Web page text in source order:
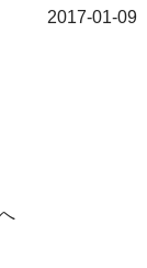
2017-01-09
へ